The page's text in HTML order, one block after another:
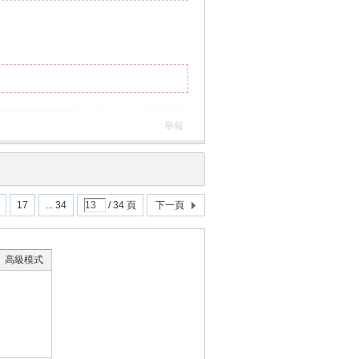
舉報
17 ... 34 / 34 頁 下一頁
高級模式